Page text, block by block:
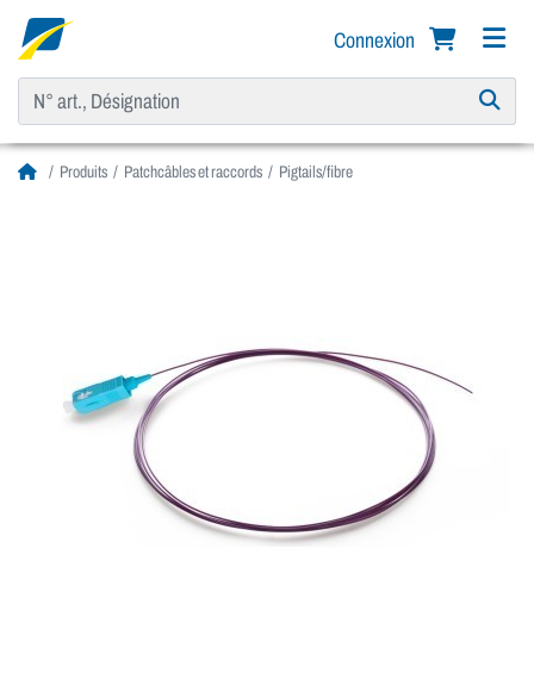
Connexion
Produits Patchcâbles et raccords Pigtails/fibre